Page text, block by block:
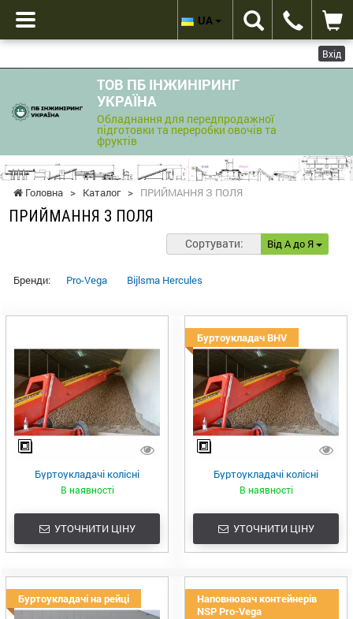
Вхід
ТОВ ПБ ІНЖИНІРИНГ
УКРАЇНА
Обладнання для передпродажної
підготовки та переробки овочів та
фруктів
UA
Головна > Каталог > ПРИЙМАННЯ З ПОЛЯ
ПРИЙМАННЯ З ПОЛЯ
Сортувати: Від А до Я
Бренди: Pro-Vega Bijlsma Hercules
Буртоукладачі колісні
В наявності
УТОЧНИТИ ЦІНУ
Буртоукладач BHV
Буртоукладачі колісні
В наявності
УТОЧНИТИ ЦІНУ
Буртоукладачі на рейці
Наповнювач контейнерів
NSP Pro-Vega